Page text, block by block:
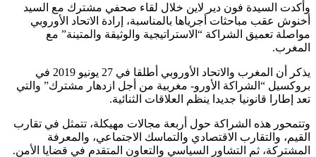
وأكدت السيدة فون دير لاين خلال لقاء صحفي مشترك مع السيد
أخنوش عقب مباحثات أجرياها بالمناسبة، إرادة الاتحاد الأوروبي
مواصلة تعميق الشراكة “الاستراتيجية والوثيقة والمتينة” مع
المغرب.
يذكر أن المغرب والاتحاد الأوروبي أطلقا في 27 يونيو 2019 في
بروكسيل “الشراكة الأورو- مغربية من أجل ازدهار مشترك” والتي
تعد إطارا قانونيا جديدا ينظم العلاقات الثنائية.
وتتمحور هذه الشراكة حول أربعة مجالات مهيكلة، تتمثل في تقارب
القيم، والتقارب الاقتصادي والتماسك الاجتماعي، والمعرفة
المشتركة، ثم التشاور السياسي والتعاون المتقدم في قضايا الأمن.